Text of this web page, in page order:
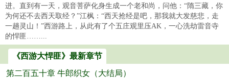
进。直到有一天，观音菩萨化身生成一个老和尚，问他：“隋三藏，你
为何还不去西天取经？”江枫：“西天抢经是吧，那我就大发慈悲，走
一趟灵山！”西游路上，从此有了个五庄观里压AK，一心洗劫雷音寺
的悍匪……...
《西游大悍匪》最新章节
第二百五十章 牛郎织女（大结局）